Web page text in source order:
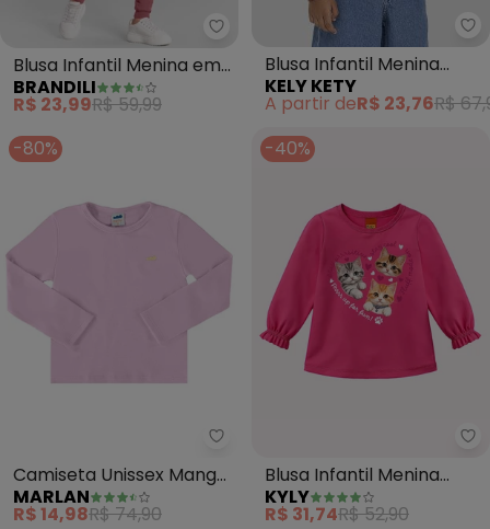
Brandili - Blusa Infantil Menina
Blusa Infantil Menina em
Ribana Casual (Rosa)
BRANDILI
R$ 23,99R$ 59,99
Blusa Infantil Menina
Manga Longa com
Babado (Rosa)
KELY KETY
A partir deR$ 23,76R$
-80%
Marlan - Camiseta Unissex
Camiseta Unissex Manga
Longa Suedine Lisa (Rosa)
MARLAN
R$ 14,98R$ 74,90
-40%
Blusa Infantil Menina
Gatinhos (Rosa)
KYLY
R$ 31,74R$ 52,90